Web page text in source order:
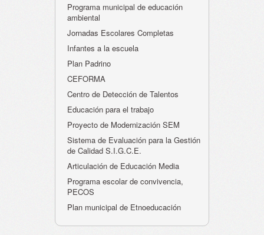
Programa municipal de educación
ambiental
Jornadas Escolares Completas
Infantes a la escuela
Plan Padrino
CEFORMA
Centro de Detección de Talentos
Educación para el trabajo
Proyecto de Modernización SEM
Sistema de Evaluación para la Gestión
de Calidad S.I.G.C.E.
Articulación de Educación Media
Programa escolar de convivencia,
PECOS
Plan municipal de Etnoeducación